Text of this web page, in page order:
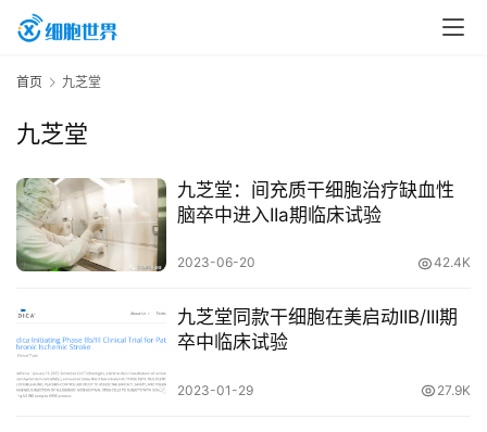
首
行
业
资
讯
再
生
医
首页 九芝堂
九芝堂
九芝堂：间充质干细胞治疗缺血性
脑卒中进入IIa期临床试验
2023-06-20 42.4K
九芝堂同款干细胞在美启动IIB/III期
卒中临床试验
2023-01-29 27.9K